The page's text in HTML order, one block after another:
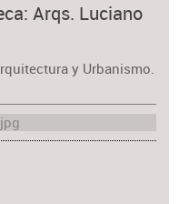
Arqs. Luciano
y Urbanismo.